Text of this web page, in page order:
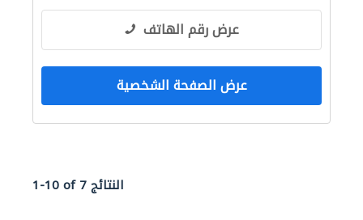
عرض رقم الهاتف
عرض الصفحة الشخصية
1-10 of 7 النتائج